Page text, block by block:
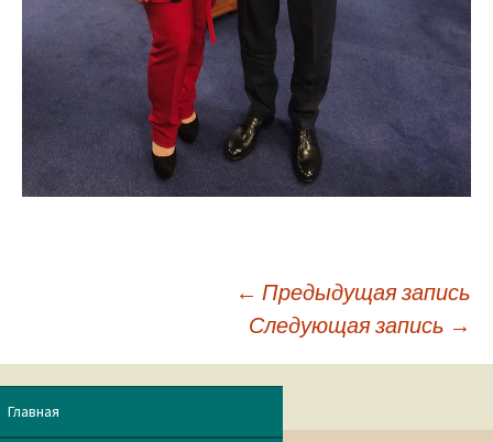
Навигация
по
← Предыдущая запись
Следующая запись →
Главная